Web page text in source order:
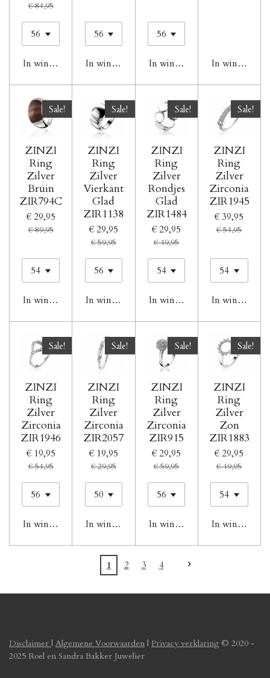
€ 84,95
In winkelwagenIn winkelwagen In winkelwagen In
Sale!
ZINZI
Ring
Zilver
Bruin
ZIR794C
€ 29,95
€ 89,95
In winkelwagen
Sale!
ZINZI
Ring
Zilver
Vierkant
Glad
ZIR1138
€ 29,95
€ 59,95
In winkelwagen
Sale!
ZINZI
Ring
Zilver
Rondjes
Glad
ZIR1484
€ 29,95
€ 49,95
In winkelwagen
Sale!
ZINZI
Ring
Zilver
Zirconia
ZIR1945
€ 39,95
€ 54,95
In
Sale!
ZINZI
Ring
Zilver
Zirconia
ZIR1946
€ 19,95
€ 54,95
In winkelwagen
Sale!
ZINZI
Ring
Zilver
Zirconia
ZIR2057
€ 19,95
€ 29,95
In winkelwagen
Sale!
ZINZI
Ring
Zilver
Zirconia
ZIR915
€ 29,95
€ 59,95
In winkelwagen
Sale!
ZINZI
Ring
Zilver
Zon
ZIR1883
€ 29,95
€ 49,95
In
1 2 3 4
Disclaimer | Algemene Voorwaarden | Privacy verklaring © 2020 -
2025 Roel en Sandra Bakker Juwelier